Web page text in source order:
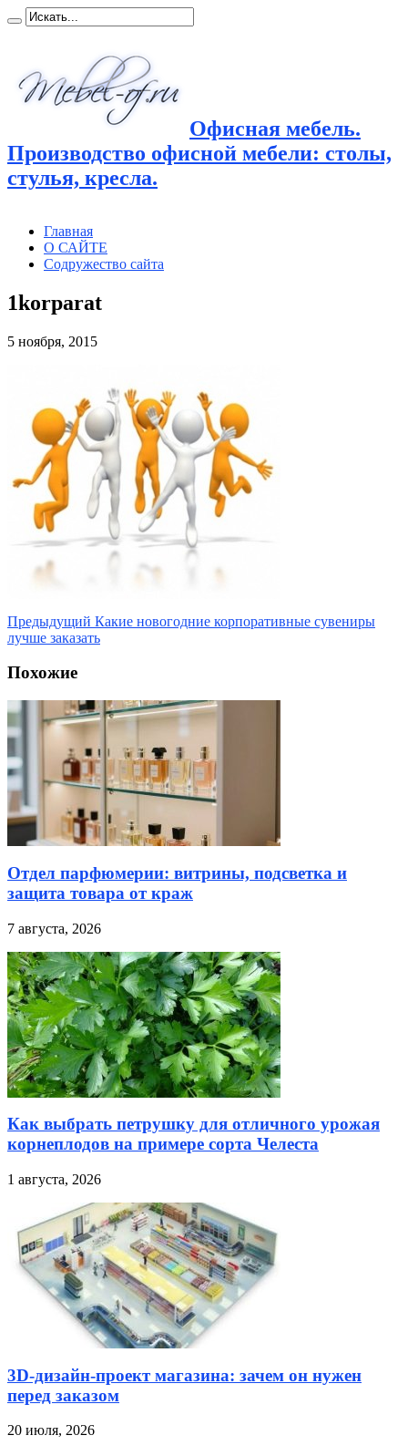
Офисная мебель.
Производство офисной мебели: столы,
стулья, кресла.
Главная
О САЙТЕ
Содружество сайта
1korparat
5 ноября, 2015
Предыдущий Какие новогодние корпоративные сувениры
лучше заказать
Похожие
Отдел парфюмерии: витрины, подсветка и
защита товара от краж
7 августа, 2026
Как выбрать петрушку для отличного урожая
корнеплодов на примере сорта Челеста
1 августа, 2026
3D-дизайн-проект магазина: зачем он нужен
перед заказом
20 июля, 2026